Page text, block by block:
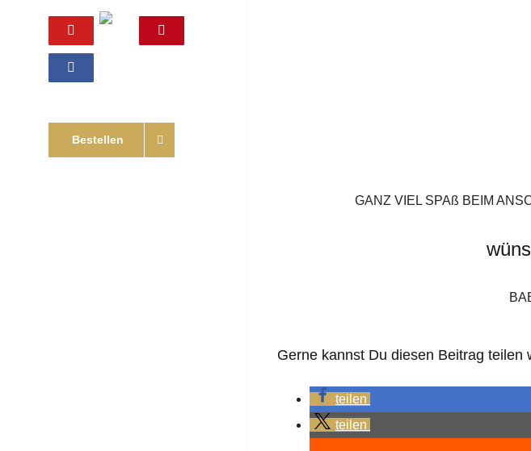
YouTube
Shop
Pinterest
Facebook
Bestellen
GANZ VIEL SPAß BEIM
Gerne kannst Du diesen Beitrag teilen
teilen
teilen